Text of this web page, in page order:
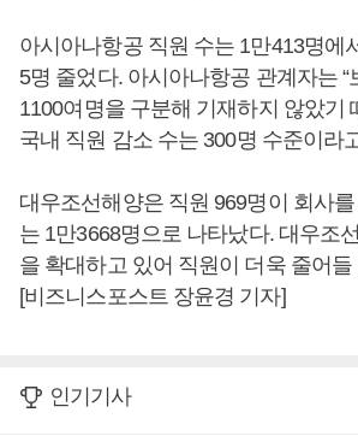
아시아나항공 직원 수는 1만413명에
5명 줄었다. 아시아나항공 관계자는 “
1100여명을 구분해 기재하지 않았기
국내 직원 감소 수는 300명 수준이라
대우조선해양은 직원 969명이 회사
는 1만3668명으로 나타났다. 대우조
을 확대하고 있어 직원이 더욱 줄어
[비즈니스포스트 장윤경 기자]
인기기사